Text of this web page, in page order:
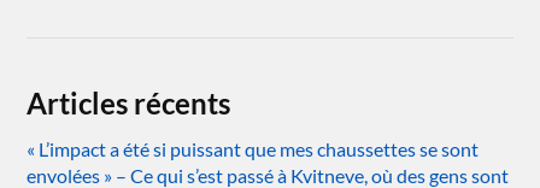
Articles récents
« L’impact a été si puissant que mes chaussettes se sont
envolées » – Ce qui s’est passé à Kvitneve, où des gens sont